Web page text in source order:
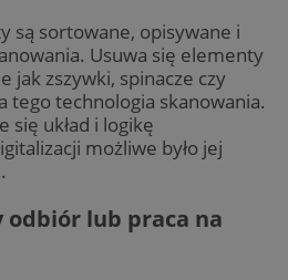
są sortowane, opisywane i
Usuwa się elementy
jak zszywki, spinacze czy
tego technologia skanowania.
się układ i logikę
możliwe było jej
odbiór lub praca na